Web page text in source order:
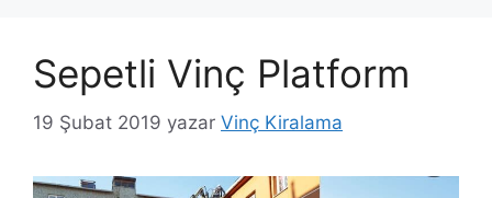
Sepetli Vinç Platform
19 Şubat 2019 yazar Vinç Kiralama